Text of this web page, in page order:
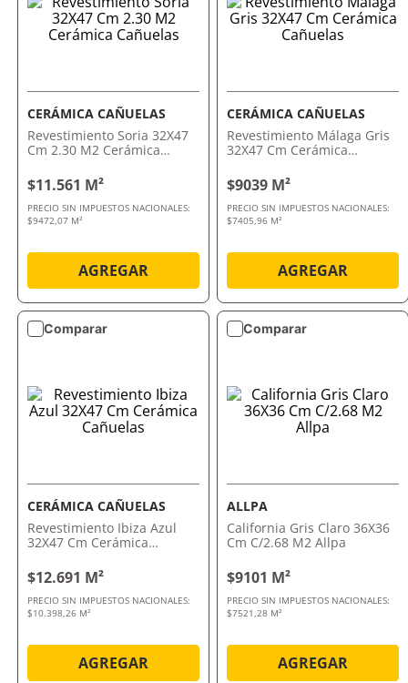
CERÁMICA CAÑUELAS
Revestimiento Soria 32X47
Cm 2.30 M2 Cerámica
$11.561 M²
PRECIO SIN IMPUESTOS NACIONALES:
$9472,07 M²
AGREGAR
CERÁMICA CAÑUELAS
Revestimiento Málaga Gris
32X47 Cm Cerámica
$9039 M²
PRECIO SIN IMPUESTOS NACIONALES:
$7405,96 M²
AGREGAR
Comparar
CERÁMICA CAÑUELAS
Revestimiento Ibiza Azul
32X47 Cm Cerámica
$12.691 M²
PRECIO SIN IMPUESTOS NACIONALES:
$10.398,26 M²
AGREGAR
Comparar
ALLPA
California Gris Claro 36X36
Cm C/2.68 M2 Allpa
$9101 M²
PRECIO SIN IMPUESTOS NACIONALES:
$7521,28 M²
AGREGAR